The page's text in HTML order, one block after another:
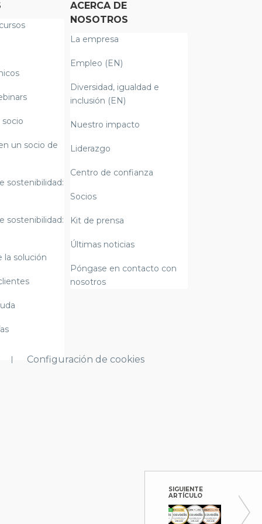
SIGUIENTE
ARTÍCULO
un socio de
sostenibilidad:
sostenibilidad:
la solución
ACERCA DE
NOSOTROS
La empresa
Empleo (EN)
Diversidad, igualdad e
inclusión (EN)
Nuestro impacto
Liderazgo
Centro de confianza
Socios
Kit de prensa
Últimas noticias
Póngase en contacto con
nosotros
Configuración de cookies